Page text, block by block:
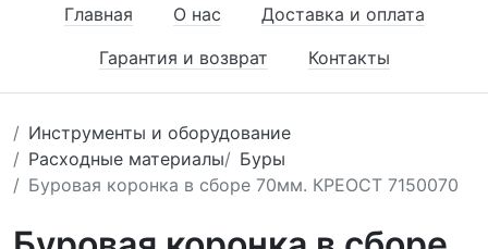
Главная О нас
Доставка и оплата
Гарантия и возврат
Контакты
Инструменты и оборудование
Расходные материалы
Буры
Буровая коронка в сборе 70мм. КРЕОСТ 7150070